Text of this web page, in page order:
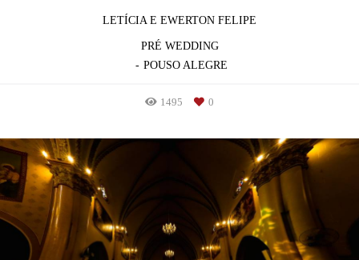
LETÍCIA E EWERTON FELIPE
PRÉ WEDDING
POUSO ALEGRE
1495 0